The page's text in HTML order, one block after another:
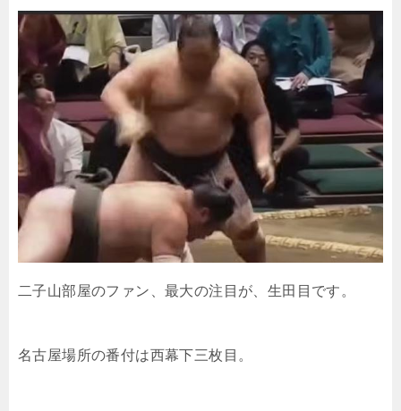
二子山部屋のファン、最大の注目が、生田目です。
名古屋場所の番付は西幕下三枚目。